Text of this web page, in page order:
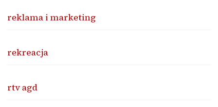
reklama i marketing
rekreacja
rtv agd